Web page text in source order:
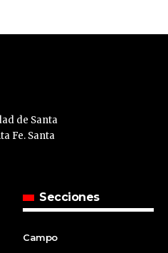
de Santa
Fe. Santa
Secciones
Campo